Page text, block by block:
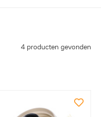
4 producten gevonden